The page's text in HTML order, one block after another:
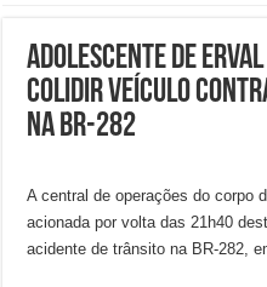
Adolescente de
colidir veículo
na BR-282
A central de operações do corpo
acionada por volta das 21h40
acidente de trânsito na BR-282,